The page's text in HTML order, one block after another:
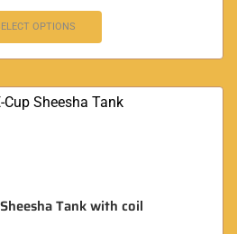
OPTIONS
Tank with coil